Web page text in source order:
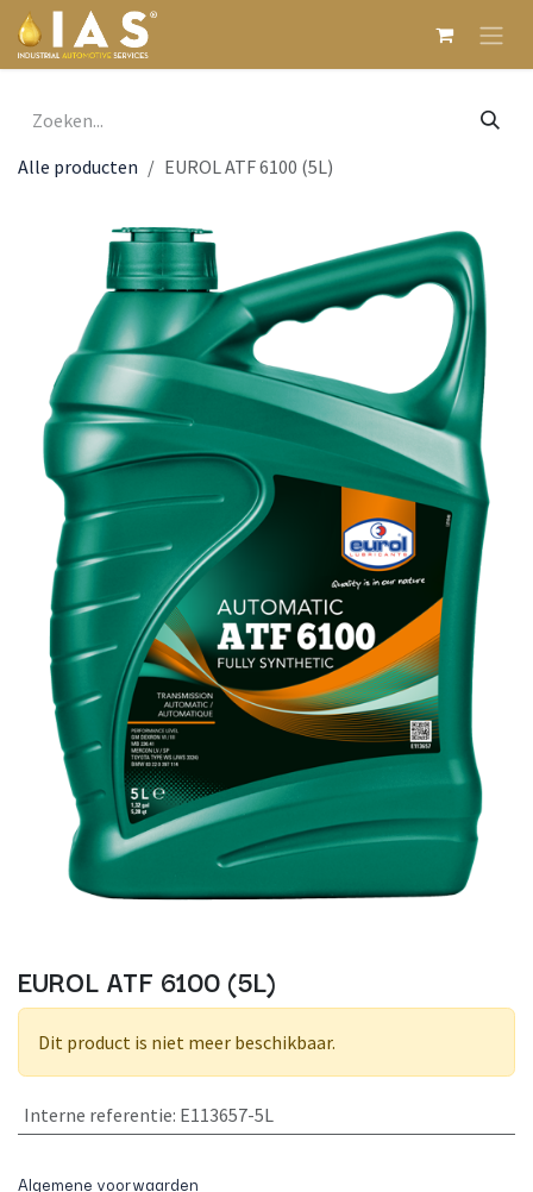
Overslaan naar inhoud
Alle producten EUROL ATF 6100 (5L)
EUROL ATF 6100 (5L)
Dit product is niet meer beschikbaar.
Interne referentie: E113657-5L
Algemene voorwaarden